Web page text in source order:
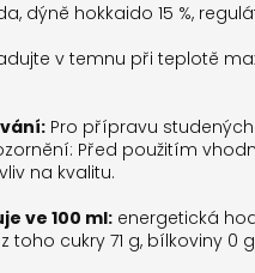
dýně hokkaido 15 %,
v temnu při teplotě
Pro přípravu
Před použitím
na kvalitu.
ve 100 ml: energetická
toho cukry 71 g, bílkoviny 0